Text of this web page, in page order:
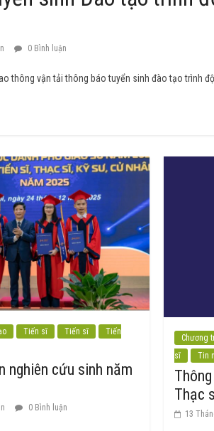
0 Bình luận
thông vận tải thông báo tuyển sinh đào tạo trình
Tiến sĩ Tiến sĩ
Tiến
nghiên cứu sinh năm
0 Bình luận
Chương
sĩ
Tin
Thạc
13